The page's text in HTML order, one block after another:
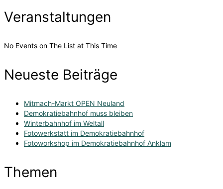
Veranstaltungen
No Events on The List at This Time
Neueste Beiträge
Mitmach-Markt OPEN Neuland
Demokratiebahnhof muss bleiben
Winterbahnhof im Weltall
Fotowerkstatt im Demokratiebahnhof
Fotoworkshop im Demokratiebahnhof Anklam
Themen